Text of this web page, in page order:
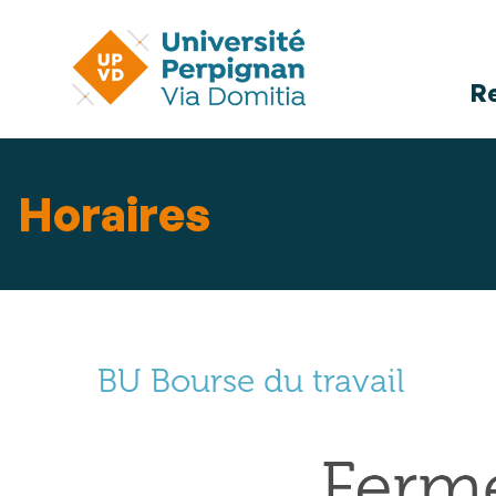
Horaires
BU Bourse du travail